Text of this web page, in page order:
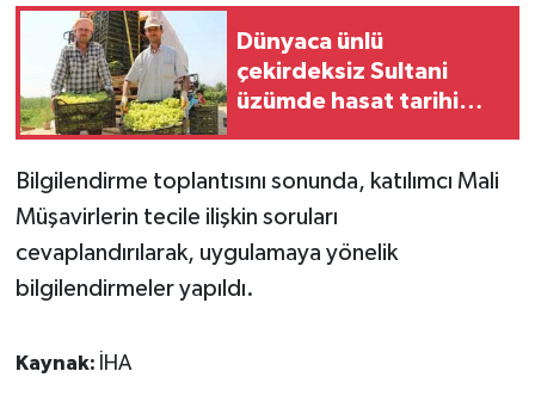
Dünyaca ünlü
çekirdeksiz Sultani
üzümde hasat tarihi
Bilgilendirme toplantısını sonunda, katılımcı Mali
Müşavirlerin tecile ilişkin soruları
cevaplandırılarak, uygulamaya yönelik
bilgilendirmeler yapıldı.
Kaynak: İHA